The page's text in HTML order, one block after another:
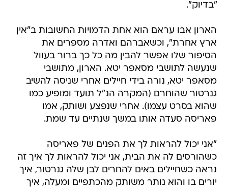
"בדיוק".
הארון אבו עראם הוא אחת הדמויות החשובות ב"אין
ארץ אחרת", וכשאברהם ואדרה מספרים את
הסיפור שלו אפשר להבין מה כל כך ברור בעוול
שנעשה לתושבי מסאפר יטא. הארון, מתושבי
מסאפר יטא, נורה בידי חיילים אחרי שניסה להשיב
גנרטור שהוחרם (המקרה הנ"ל תועד ומופיע כמו
שהוא בסרט עצמו). אחרי שנפצע ושותק, אמו
פאריסה סעדה אותו במשך שנתיים עד שמת.
"אני יכול להראות לך את הפנים של פאריסה
כשהורסים לה את הבית, אני יכול להראות לך איך זה
נראה כשחיילים באים להחרים לבן שלה גנרטור, איך
יורים בו והוא נותר משותק מהכתפיים ומעלה, איך